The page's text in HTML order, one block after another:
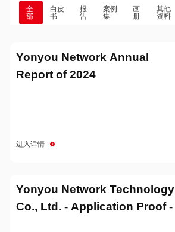
全
部
白皮
书
报
告
案例
集
画
册
其他
资料
Yonyou Network Annual
Report of 2024
进入详情
Yonyou Network Technology
Co., Ltd. - Application Proof -